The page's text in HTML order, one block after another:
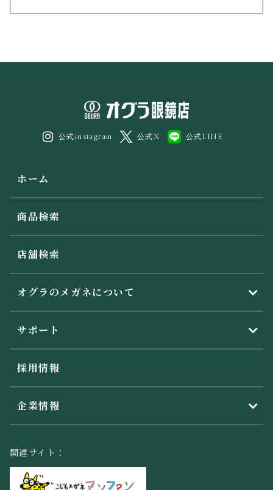
公式instagram 公式X 公式LINE
ホーム
商品検索
店舗検索
オグラのメガネについて
サポート
採用情報
企業情報
関連サイト：